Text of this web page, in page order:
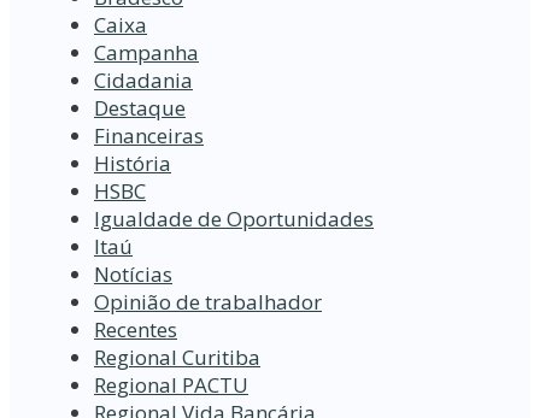
Caixa
Campanha
Cidadania
Destaque
Financeiras
História
HSBC
Igualdade de Oportunidades
Itaú
Notícias
Opinião de trabalhador
Recentes
Regional Curitiba
Regional PACTU